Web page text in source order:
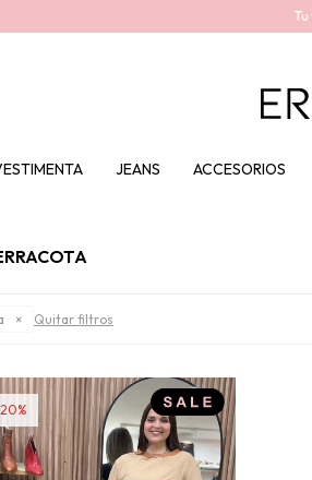
JEANS ACCESORIOS
Quitar filtros
20